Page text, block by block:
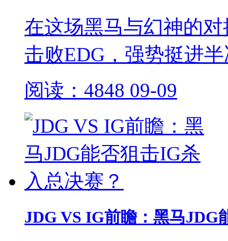
在这场黑马与幻神的
击败EDG，强势挺进
阅读：4848 09-09
JDG VS IG前瞻：黑马JDG